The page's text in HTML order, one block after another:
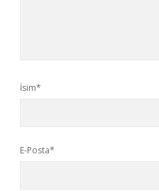
İsim*
E-Posta*